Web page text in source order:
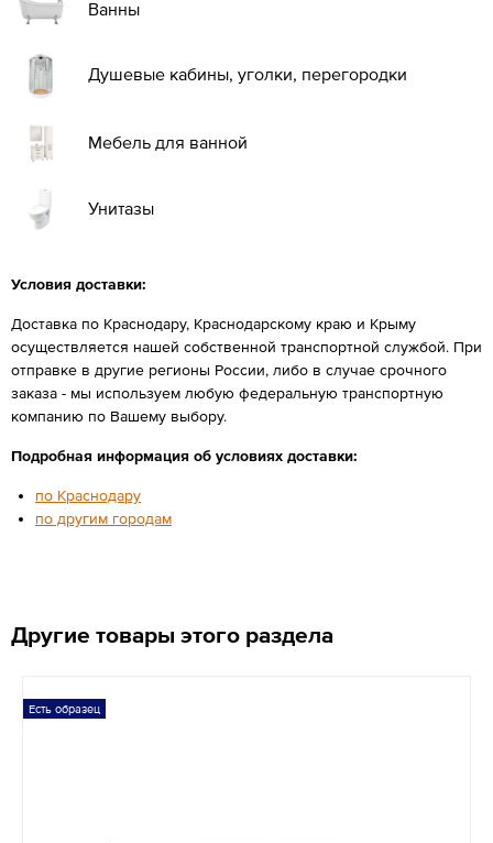
Ванны
Душевые кабины, уголки, перегородки
Мебель для ванной
Унитазы
Условия доставки:
Доставка по Краснодару, Краснодарскому краю и Крыму
осуществляется нашей собственной транспортной службой. При
отправке в другие регионы России, либо в случае срочного
заказа - мы используем любую федеральную транспортную
компанию по Вашему выбору.
Подробная информация об условиях доставки:
по Краснодару
по другим городам
Другие товары этого раздела
Есть образец